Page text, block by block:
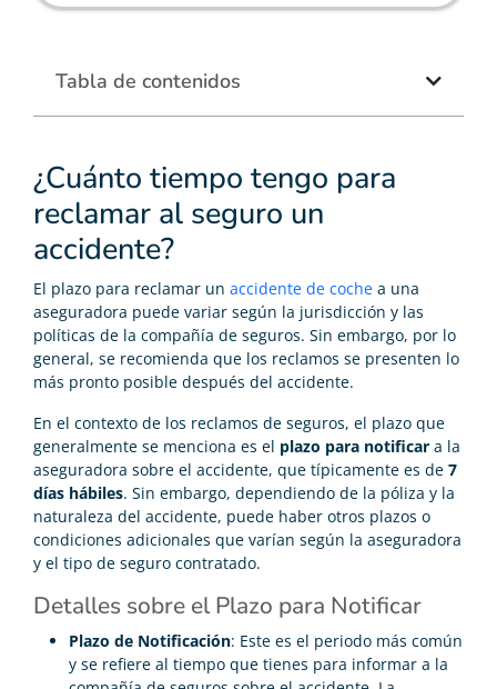
¿Cuánto tiempo tengo para
reclamar al seguro un
accidente?
El plazo para reclamar un accidente de coche a una
aseguradora puede variar según la jurisdicción y las
políticas de la compañía de seguros. Sin embargo, por lo
general, se recomienda que los reclamos se presenten lo
más pronto posible después del accidente.
En el contexto de los reclamos de seguros, el plazo que
generalmente se menciona es el plazo para notificar a la
aseguradora sobre el accidente, que típicamente es de 7
días hábiles. Sin embargo, dependiendo de la póliza y la
naturaleza del accidente, puede haber otros plazos o
condiciones adicionales que varían según la aseguradora
y el tipo de seguro contratado.
Detalles sobre el Plazo para Notificar
Plazo de Notificación: Este es el periodo más común
y se refiere al tiempo que tienes para informar a la
Tabla de contenidos